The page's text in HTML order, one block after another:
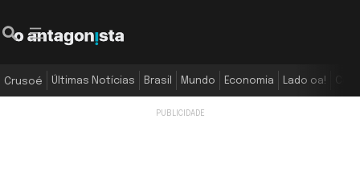
Crusoé Últimas Notícias Brasil Mundo Economia Lado oa!